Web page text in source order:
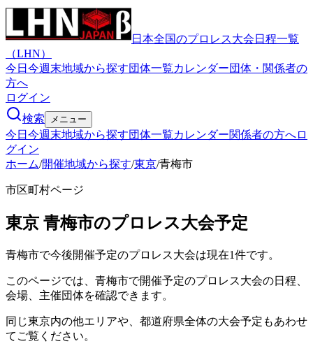
日本全国のプロレス大会日程一覧
（LHN）
今日 今週末地域から探す団体一覧カレンダー団体・関係者の
方へ
ログイン
検索
メニュー
今日 今週末地域から探す団体一覧カレンダー関係者の方へロ
グイン
ホーム/開催地域から探す/東京/青梅市
市区町村ページ
東京 青梅市のプロレス大会予定
青梅市で今後開催予定のプロレス大会は現在1件です。
このページでは、青梅市で開催予定のプロレス大会の日程、
会場、主催団体を確認できます。
同じ東京内の他エリアや、都道府県全体の大会予定もあわせ
てご覧ください。